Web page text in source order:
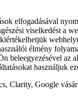
elfogadásával
viselkedést a
élmény
beleegyezésével az
használjuk
Clarity, Google